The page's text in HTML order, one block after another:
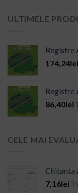
ULTIMELE
Registre
174,24lei
Registre
86,40lei
CELE MAI
Chitanta
7,16lei